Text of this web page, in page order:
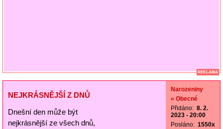
REKLAMA
NEJKRÁSNĚJŠÍ Z DNŮ
Dnešní den může být
nejkrásnější ze všech dnů,
Narozeniny
» Obecné
Přidáno: 8. 2.
2023 - 20:00
Posláno: 1550x